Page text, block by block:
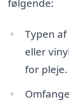
følgende:
Typen
eller
for pleje.